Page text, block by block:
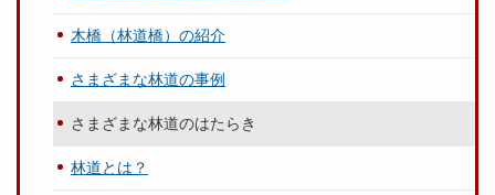
木橋（林道橋）の紹介
さまざまな林道の事例
さまざまな林道のはたらき
林道とは？